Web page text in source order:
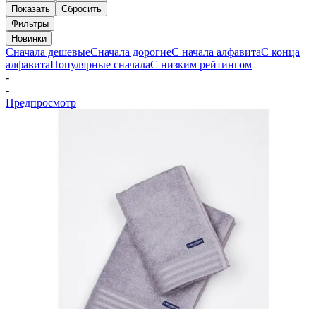
Показать
Сбросить
Фильтры
Новинки
Сначала дешевыеСначала дорогиеС начала алфавитаС конца
алфавитаПопулярные сначалаС низким рейтингом
-
-
Предпросмотр